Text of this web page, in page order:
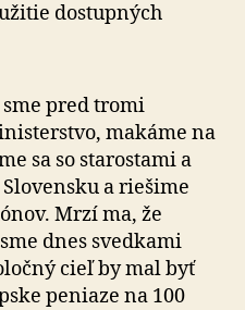
dostupných
sme pred tromi
makáme na
sa so starostami a
a riešime
Mrzí ma, že
dnes svedkami
cieľ by mal byť
peniaze na 100